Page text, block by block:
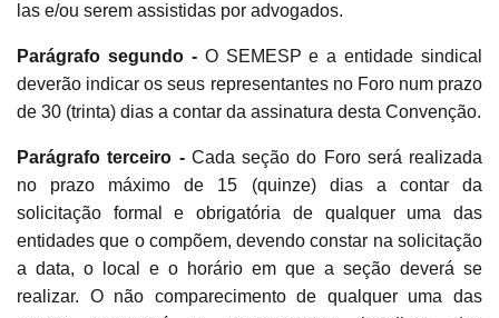
las e/ou serem assistidas por advogados.
Parágrafo segundo - O SEMESP e a entidade sindical
deverão indicar os seus representantes no Foro num prazo
de 30 (trinta) dias a contar da assinatura desta Convenção.
Parágrafo terceiro -Cada seção do Foro será realizada
no prazo máximo de 15 (quinze) dias a contar da
solicitação formal e obrigatória de qualquer uma das
entidades que o compõem, devendo constar na solicitação
a data, o local e o horário em que a seção deverá se
realizar. O não comparecimento de qualquer uma das